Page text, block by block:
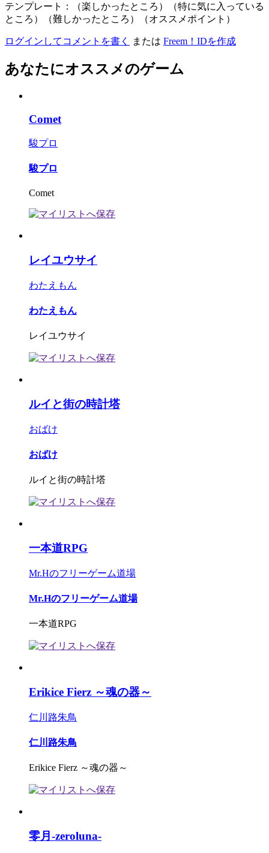
テンプレート：（楽しかったところ）（特に気に入っている
ところ）（難しかったところ）（オススメポイント）
ログインしてコメントを書く または Freem！IDを作成
あなたにオススメのゲーム
Comet
駿プロ
駿プロ
Comet
レイユウサイ
わたえもん
わたえもん
レイユウサイ
ルイと街の時計塔
おばけ
おばけ
ルイと街の時計塔
一本道RPG
Mr.Hのフリーゲーム道場
Mr.Hのフリーゲーム道場
一本道RPG
Erikice Fierz ～魂の器～
仁川路朱鳥
仁川路朱鳥
Erikice Fierz ～魂の器～
零月-zeroluna-